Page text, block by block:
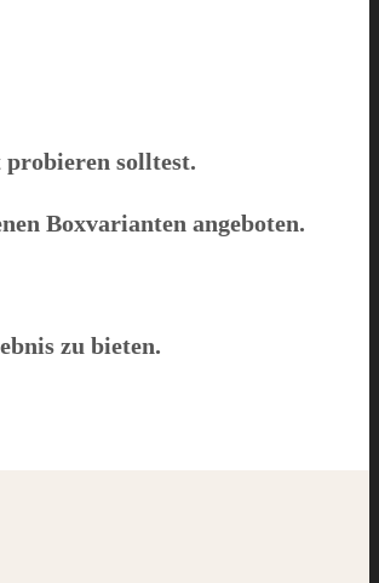
solltest.
Boxvarianten angeboten.
zu bieten.